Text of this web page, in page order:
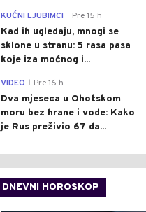
KUĆNI LJUBIMCI Pre 15 h
Kad ih ugledaju, mnogi se
sklone u stranu: 5 rasa pasa
koje iza moćnog i...
VIDEO Pre 16 h
Dva mjeseca u Ohotskom
moru bez hrane i vode: Kako
je Rus preživio 67 da...
DNEVNI HOROSKOP